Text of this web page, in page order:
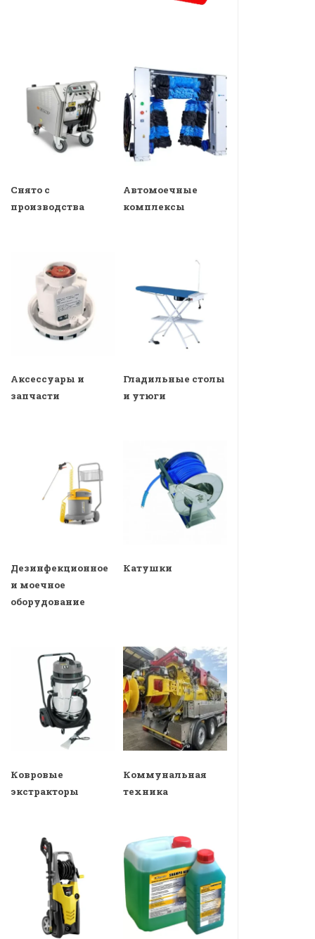
Снято с
производства
Автомоечные
комплексы
Аксессуары и
запчасти
Гладильные столы
и утюги
Дезинфекционное
и моечное
оборудование
Катушки
Ковровые
экстракторы
Коммунальная
техника